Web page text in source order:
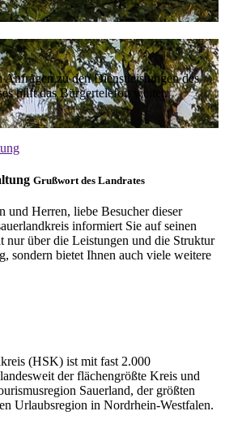
zu den Dienstleistungen des
hilft das Bürgertelefon weiter.
Grußwort des Landrates
und Herren, liebe Besucher dieser
informiert Sie auf seinen
nur über die Leistungen und die Struktur
sondern bietet Ihnen auch viele weitere
(HSK) ist mit fast 2.000
der flächengrößte Kreis und
Sauerland, der größten
Urlaubsregion in Nordrhein-Westfalen.